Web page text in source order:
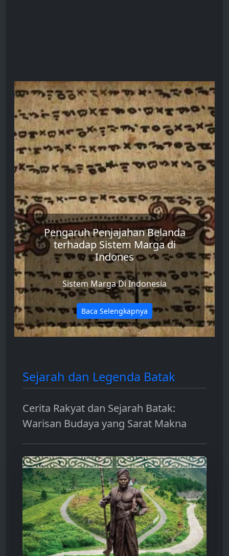
Siboru Biding Laut: Dari Tanah
Batak ke Laut Selatan
Legenda Tuan Saribu Raja dan Siboru
Pareme: Cinta Terlarang, Pengusiran,
dan Kesaktian Siboru Biding Laut
Baca Selengkapnya
Previous Next
Sejarah dan Legenda Batak
Cerita Rakyat dan Sejarah Batak:
Warisan Budaya yang Sarat Makna